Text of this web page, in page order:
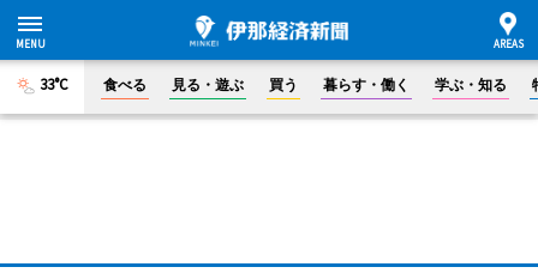
33°C 食べる 見る・遊ぶ 買う 暮らす・働く 学ぶ・知る